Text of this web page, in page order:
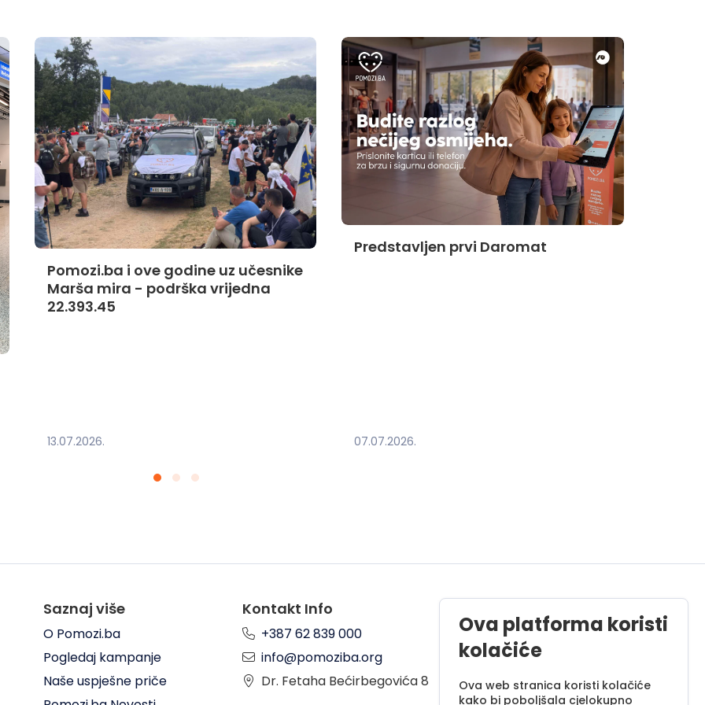
Pomozi.ba i ove godine uz učesnike
Marša mira - podrška vrijedna
22.393.45
13.07.2026.
Predstavljen prvi Daromat
07.07.2026.
Saznaj više
O Pomozi.ba
Pogledaj kampanje
Naše uspješne priče
Kontakt Info
+387 62 839 000
info@pomoziba.org
Dr. Fetaha Bećirbegovića 8
Pon - Pet od 08 do 17h
Sub od 10 do 17h
Nedjelja - neradni dan
Ova platforma koristi
kolačiće
Ova web stranica koristi kolačiće
kako bi poboljšala cjelokupno